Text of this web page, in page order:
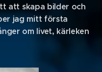
att skapa bilder och
jag mitt första
om livet, kärleken